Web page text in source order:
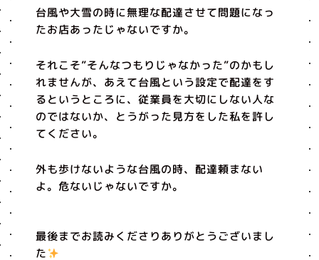
台風や大雪の時に無理な配達させて問題になっ
たお店あったじゃないですか。
それこそ”そんなつもりじゃなかった”のかもし
れませんが、あえて台風という設定で配達をす
るというところに、従業員を大切にしない人な
のではないか、とうがった見方をした私を許し
てください。
外も歩けないような台風の時、配達頼まない
よ。危ないじゃないですか。
最後までお読みくださりありがとうございまし
た